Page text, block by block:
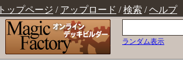
トップページ / アップロード /検索 /ヘルプ
ランダム表示